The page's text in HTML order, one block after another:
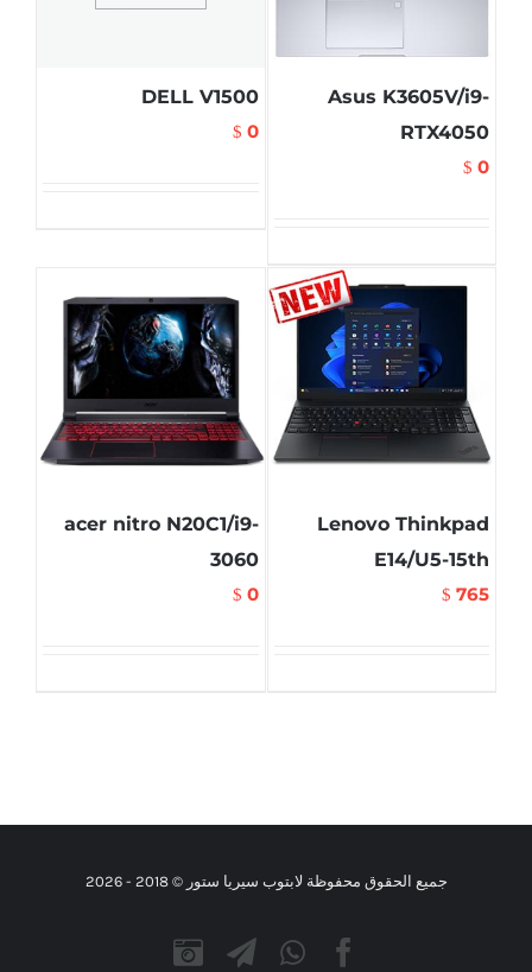
Asus K3605V/i9-
RTX4050
$ 0
DELL V1500
$ 0
Lenovo Thinkpad
E14/U5-15th
$ 765
acer nitro N20C1/i9-
3060
$ 0
جميع الحقوق محفوظة لابتوب سيريا ستور © 2018 - 2026
Facebook
WhatsApp
Telegram